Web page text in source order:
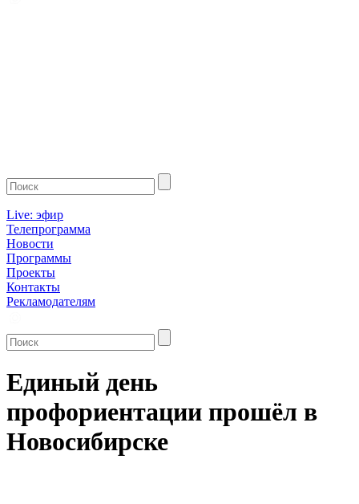
Live: эфир
Телепрограмма
Новости
Программы
Проекты
Контакты
Рекламодателям
Единый день
профориентации прошёл в
Новосибирске